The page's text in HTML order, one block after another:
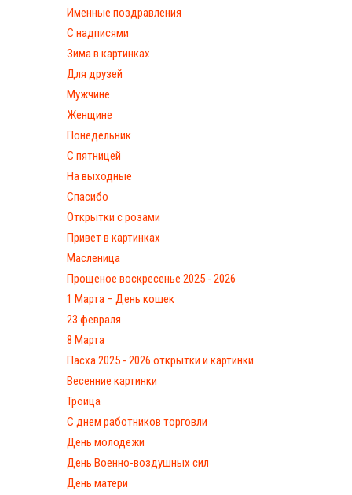
Именные поздравления
С надписями
Зима в картинках
Для друзей
Мужчине
Женщине
Понедельник
С пятницей
На выходные
Спасибо
Открытки с розами
Привет в картинках
Масленица
Прощеное воскресенье 2025 - 2026
1 Марта – День кошек
23 февраля
8 Марта
Пасха 2025 - 2026 открытки и картинки
Весенние картинки
Троица
С днем работников торговли
День молодежи
День Военно-воздушных сил
День матери